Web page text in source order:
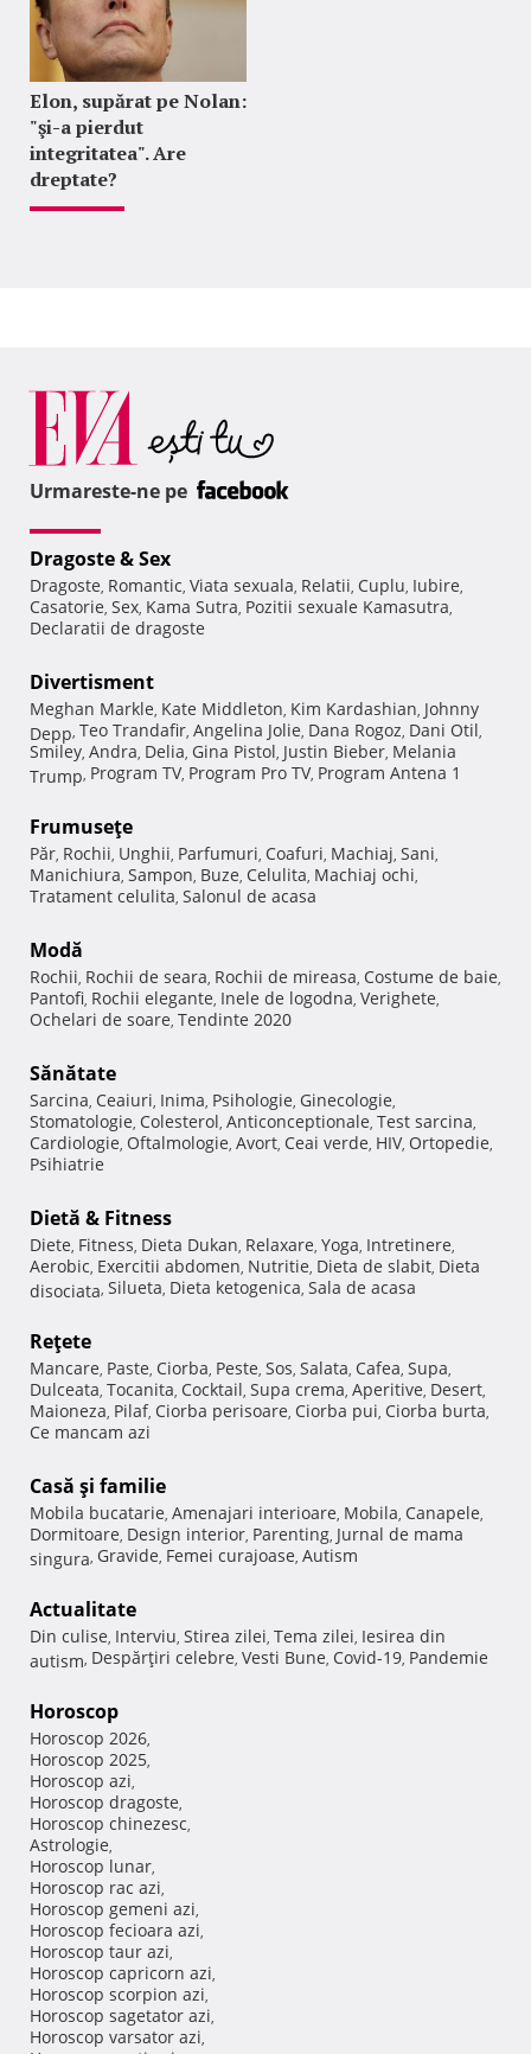
Elon, supărat pe Nolan:
"şi-a pierdut
integritatea". Are
dreptate?
Urmareste-ne pe
Dragoste & Sex
Dragoste, Romantic, Viata sexuala, Relatii, Cuplu, Iubire,
Casatorie, Sex, Kama Sutra, Pozitii sexuale Kamasutra,
Declaratii de dragoste
Divertisment
Meghan Markle, Kate Middleton, Kim Kardashian, Johnny
Depp, Teo Trandafir, Angelina Jolie, Dana Rogoz, Dani Otil,
Smiley, Andra, Delia, Gina Pistol, Justin Bieber, Melania
Trump, Program TV, Program Pro TV, Program Antena 1
Frumuseţe
Păr, Rochii, Unghii, Parfumuri, Coafuri, Machiaj, Sani,
Manichiura, Sampon, Buze, Celulita, Machiaj ochi,
Tratament celulita, Salonul de acasa
Modă
Rochii, Rochii de seara, Rochii de mireasa, Costume de baie,
Pantofi, Rochii elegante, Inele de logodna, Verighete,
Ochelari de soare, Tendinte 2020
Sănătate
Sarcina, Ceaiuri, Inima, Psihologie, Ginecologie,
Stomatologie, Colesterol, Anticonceptionale, Test sarcina,
Cardiologie, Oftalmologie, Avort, Ceai verde, HIV, Ortopedie,
Psihiatrie
Dietă & Fitness
Diete, Fitness, Dieta Dukan, Relaxare, Yoga, Intretinere,
Aerobic, Exercitii abdomen, Nutritie, Dieta de slabit, Dieta
disociata, Silueta, Dieta ketogenica, Sala de acasa
Reţete
Mancare, Paste, Ciorba, Peste, Sos, Salata, Cafea, Supa,
Dulceata, Tocanita, Cocktail, Supa crema, Aperitive, Desert,
Maioneza, Pilaf, Ciorba perisoare, Ciorba pui, Ciorba burta,
Ce mancam azi
Casă şi familie
Mobila bucatarie, Amenajari interioare, Mobila, Canapele,
Dormitoare, Design interior, Parenting, Jurnal de mama
singura, Gravide, Femei curajoase, Autism
Actualitate
Din culise, Interviu, Stirea zilei, Tema zilei, Iesirea din
autism, Despărţiri celebre, Vesti Bune, Covid-19, Pandemie
Horoscop
Horoscop 2026,
Horoscop 2025,
Horoscop azi,
Horoscop dragoste,
Horoscop chinezesc,
Astrologie,
Horoscop lunar,
Horoscop rac azi,
Horoscop gemeni azi,
Horoscop fecioara azi,
Horoscop taur azi,
Horoscop capricorn azi,
Horoscop scorpion azi,
Horoscop sagetator azi,
Horoscop varsator azi,